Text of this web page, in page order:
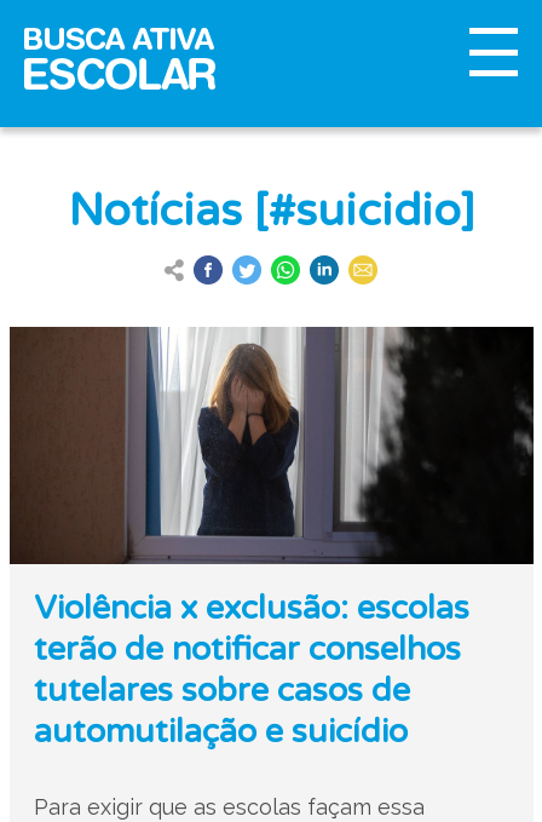
Notícias [#suicidio]
Violência x exclusão: escolas
terão de notificar conselhos
tutelares sobre casos de
automutilação e suicídio
Para exigir que as escolas façam essa